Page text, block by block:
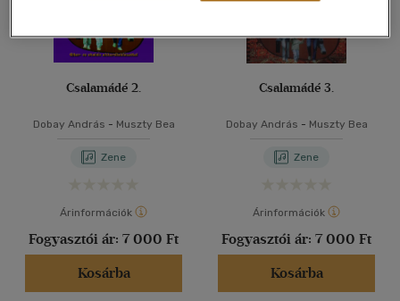
Csalamádé 2.
Dobay András - Muszty Bea
Zene
Árinformációk
Fogyasztói ár: 7 000 Ft
Kosárba
Csalamádé 3.
Dobay András - Muszty Bea
Zene
Árinformációk
Fogyasztói ár: 7 000 Ft
Kosárba